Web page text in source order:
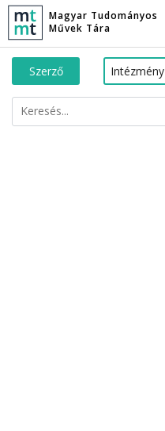
Magyar Tudományos
Művek Tára
Szerző Intézmény